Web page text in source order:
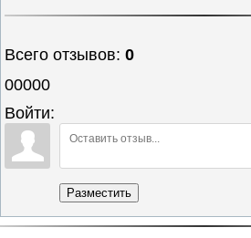
Всего отзывов:0
00000
Войти:
Разместить